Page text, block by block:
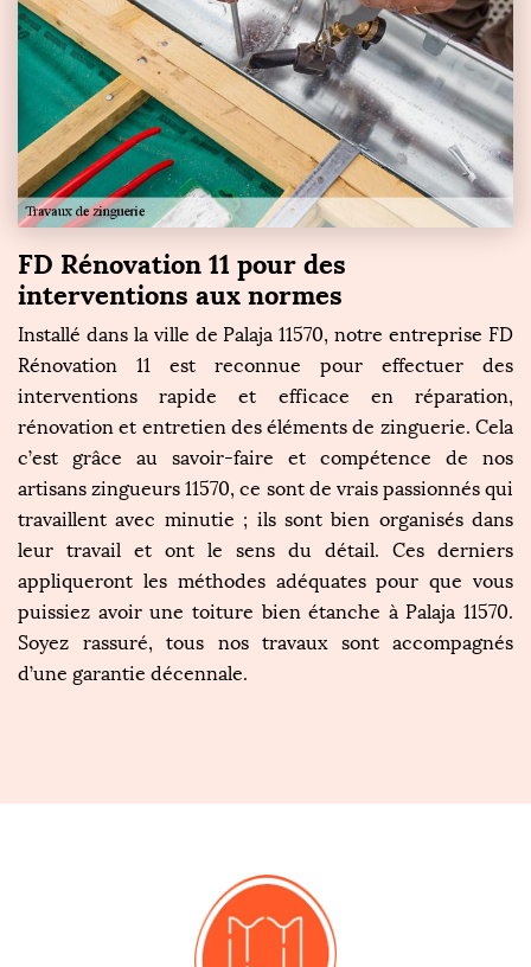
FD Rénovation 11 pour des
interventions aux normes
Installé dans la ville de Palaja 11570, notre entreprise FD
Rénovation 11 est reconnue pour effectuer des
interventions rapide et efficace en réparation,
rénovation et entretien des éléments de zinguerie. Cela
c’est grâce au savoir-faire et compétence de nos
artisans zingueurs 11570, ce sont de vrais passionnés qui
travaillent avec minutie ; ils sont bien organisés dans
leur travail et ont le sens du détail. Ces derniers
appliqueront les méthodes adéquates pour que vous
puissiez avoir une toiture bien étanche à Palaja 11570.
Soyez rassuré, tous nos travaux sont accompagnés
d’une garantie décennale.